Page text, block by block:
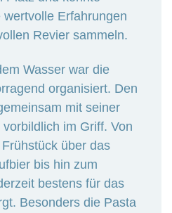
Erfahrungen
Revier sammeln.
Wasser war die
organisiert. Den
mit seiner
im Griff. Von
über das
bis hin zum
bestens für das
Besonders die Pasta